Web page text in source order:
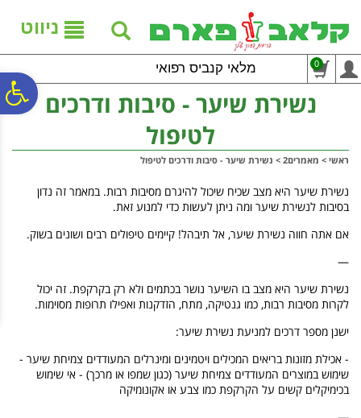
נגישות
אתר
המרכזי
ניווט
מלאי קנביס רפואי 0
נשירת שיער - סיבות ודרכים
לטיפול
ראשי > מאמרים2 > נשירת שיער - סיבות ודרכים לטיפול
נשירת שיער היא מצב שכיח שיכול להיגרם מסיבות רבות. במאמר זה נדון
בסיבות לנשירת שיער ומה ניתן לעשות כדי למנוע זאת.
אם אתה חווה נשירת שיער, אל תיבהל! קיימים טיפולים רבים ושונים בשוק.
—
נשירת שיער היא מצב בו השיער נושר בכתמים ולא רק בקרקפת. זה יכול
לקרות מסיבות רבות, כמו גנטיקה, מתח, הזדקנות ואפילו תרופות מסוימות.
ישנן מספר דרכים למניעת נשירת שיער:
- אכילת מזונות בריאים המכילים ויטמינים ומינרלים המעודדים צמיחת שיער -
שימוש במוצרים המעודדים צמיחת שיער (כגון שמפו או מרכך) - אי שימוש
בכימיקלים קשים על הקרקפת כמו צבע או אקונומיקה